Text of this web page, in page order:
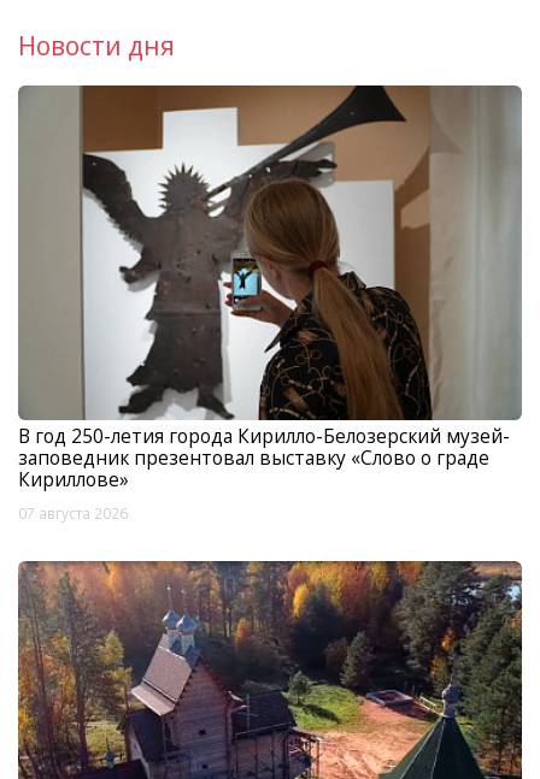
Новости дня
В год 250-летия города Кирилло-Белозерский музей-
заповедник презентовал выставку «Слово о граде
Кириллове»
07 августа 2026